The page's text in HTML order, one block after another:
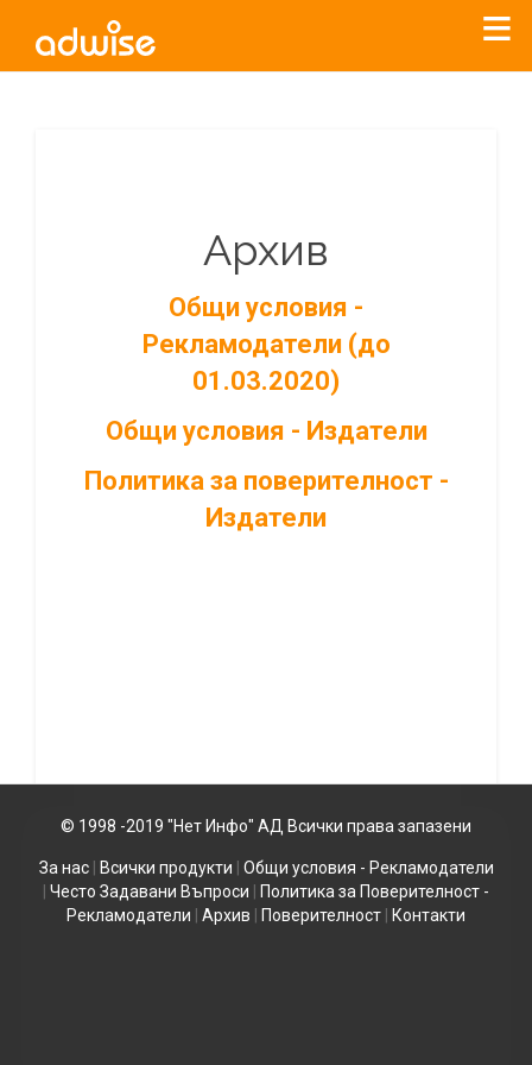
Архив
Общи условия -
Рекламодатели (до
01.03.2020)
Общи условия - Издатели
Политика за поверителност -
Издатели
© 1998 -2019 "Нет Инфо" АД Всички права запазени
За нас| Всички продукти
Общи условия - Рекламодатели
Често Задавани Въпроси
Политика за Поверителност -
Рекламодатели
Архив Поверителност Контакти